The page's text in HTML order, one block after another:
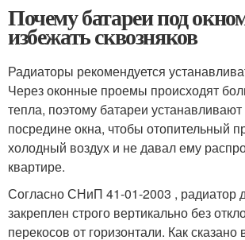
Почему батареи под
избежать сквозняков
Радиаторы рекомендуется
Через оконные проемы происходят
тепла, поэтому батареи устанавливают
посредине окна, чтобы отопительный
холодный воздух и не давал ему
квартире.
Согласно СНиП 41-01-2003 , радиатор
закреплен строго вертикально без
перекосов от горизонтали. Как сказано